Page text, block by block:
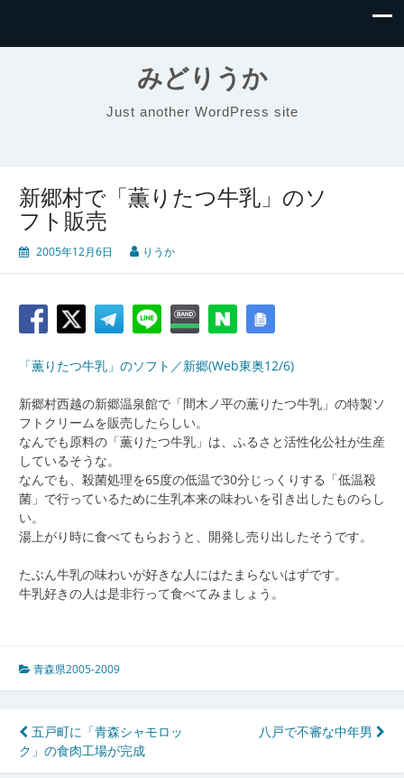
みどりうか
Just another WordPress site
新郷村で「薫りたつ牛乳」のソ
フト販売
2005年12月6日 りうか
「薫りたつ牛乳」のソフト／新郷(Web東奥12/6)
新郷村西越の新郷温泉館で「間木ノ平の薫りたつ牛乳」の特製ソ
フトクリームを販売したらしい。
なんでも原料の「薫りたつ牛乳」は、ふるさと活性化公社が生産
しているそうな。
なんでも、殺菌処理を65度の低温で30分じっくりする「低温殺
菌」で行っているために生乳本来の味わいを引き出したものらし
い。
湯上がり時に食べてもらおうと、開発し売り出したそうです。
たぶん牛乳の味わいが好きな人にはたまらないはずです。
牛乳好きの人は是非行って食べてみましょう。
青森県2005-2009
投
稿
五戸町に「青森シャモロッ
ク」の食肉工場が完成
八戸で不審な中年男